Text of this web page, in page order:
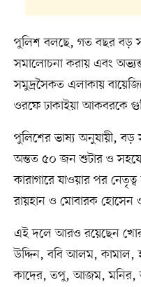
পুলিশ বলছে, গত বছর বড়
সমালোচনা করায় এবং
সমুদ্রসৈকত এলাকায়
ওরফে ঢাকাইয়া আকবরকে
পুলিশের ভাষ্য অনুযায়ী, বড়
অন্তত ৫০ জন শুটার ও
কারাগারে যাওয়ার পর
রায়হান ও মোবারক হোসেন
এই দলে আরও রয়েছেন
উদ্দিন, ববি আলম, কামাল,
কাদের, তপু, আজম, মনির,